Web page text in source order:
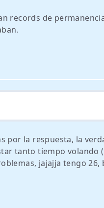
records de
por la respuesta, la
tanto tiempo volando
jajajja tengo